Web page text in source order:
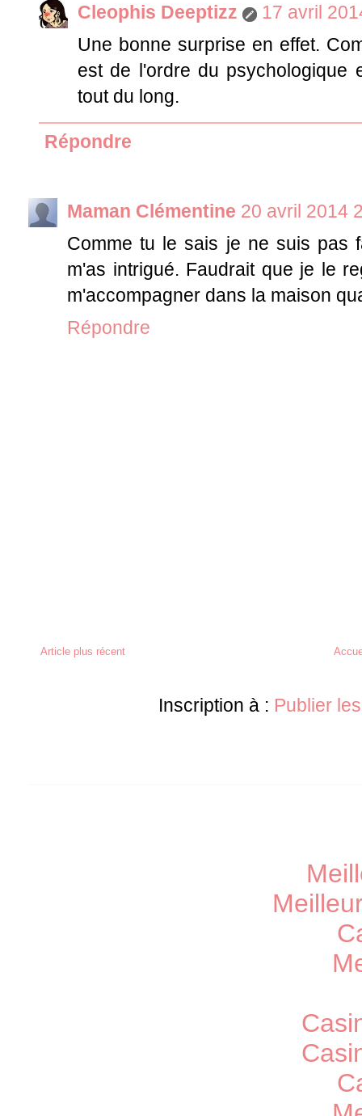
Cleophis Deeptizz
17 avril
Une bonne surprise en effet.
est de l'ordre du psychologique
tout du long.
Répondre
Maman Clémentine 20 avril 2014
Comme tu le sais je ne suis pas
m'as intrigué. Faudrait que je le
m'accompagner dans la maison
Répondre
Article plus récent
Inscription à : Publier